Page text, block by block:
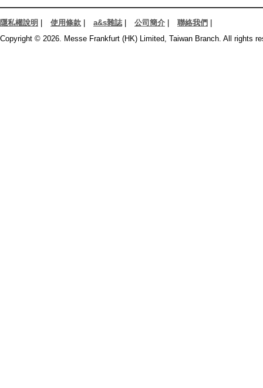
隱私權說明 使用條款 a&s雜誌| 公司簡介 聯絡我們
Copyright © 2026. Messe Frankfurt (HK) Limited, Taiwan Branch. All rights